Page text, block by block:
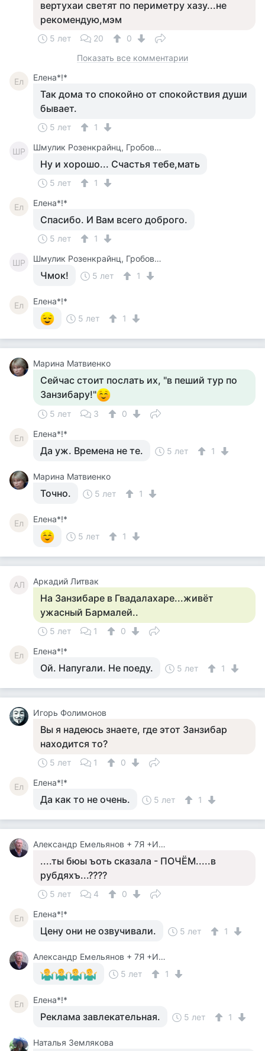
вертухаи светят по периметру хазу...не
рекомендую,мэм
5 лет 20
0
Показать все комментарии
Ел Елена*!*
Так дома то спокойно от спокойствия души
бывает.
5 лет 1
ШР Шмулик Розенкрайнц, Гробовщик
Ну и хорошо... Счастья тебе,мать
5 лет 1
Ел Елена*!*
Спасибо. И Вам всего доброго.
5 лет 1
ШР Шмулик Розенкрайнц, Гробовщик
Чмок! 5 лет 1
Ел
Елена*!*
5 лет
1
Марина Матвиенко
Сейчас стоит послать их, "в пеший тур по
Занзибару!"
5 лет 3 0
Ел Елена*!*
Да уж. Времена не те. 5 лет 1
Марина Матвиенко
Точно. 5 лет 1
Ел
Елена*!*
5 лет
1
АЛ Аркадий Литвак
На Занзибаре в Гвадалахаре...живёт
ужасный Бармалей..
5 лет 1 0
Ел Елена*!*
Ой. Напугали. Не поеду. 5 лет 1
Игорь Фолимонов
Вы я надеюсь знаете, где этот Занзибар
находится то?
5 лет 1 0
Ел Елена*!*
Да как то не очень. 5 лет 1
Александр Емельянов + 7Я +Инструктор Туризма
....ты бюы ъоть сказала - ПОЧЁМ.....в
рубдяхъ...????
5 лет 4 0
Ел Елена*!*
Цену они не озвучивали. 5 лет 1
Александр Емельянов + 7Я +Инструктор Туризма
5 лет
1
Ел Елена*!*
Реклама завлекательная. 5 лет 1
Наталья Землякова